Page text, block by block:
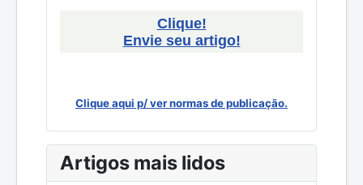
Clique!
Envie seu artigo!
Clique aqui p/ ver normas de publicação.
Artigos mais lidos